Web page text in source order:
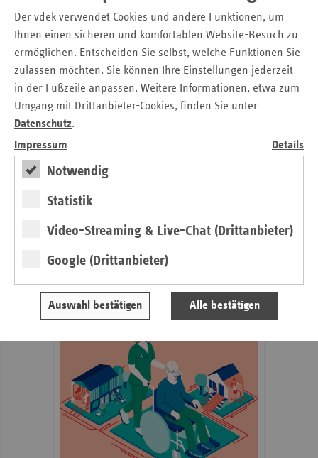
Der vdek verwendet Cookies und andere Funktionen, um
Ihnen einen sicheren und komfortablen Website-Besuch zu
ermöglichen. Entscheiden Sie selbst, welche Funktionen Sie
zulassen möchten. Sie können Ihre Einstellungen jederzeit
in der Fußzeile anpassen. Weitere Informationen, etwa zum
Umgang mit Drittanbieter-Cookies, finden Sie unter
Datenschutz.
Impressum
Details
Notwendig
Statistik
Video-Streaming & Live-Chat (Drittanbieter)
Google (Drittanbieter)
Auswahl bestätigen Alle bestätigen
Tel.: 0 30 / 2 69 31 – 12 00
E-Mail:presse@vdek.com
mit
weiteren
Informationen
Glossar
Kontakt und Anfahrt
Der vdek
Karriere
ersatzkasse magazin.
ePaper